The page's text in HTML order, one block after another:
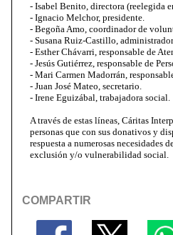
- Isabel Benito, directora (reelegida
- Ignacio Melchor, presidente.
- Begoña Amo, coordinador de
- Susana Ruiz-Castillo,
- Esther Chávarri, responsable de
- Jesús Gutiérrez, responsable de
- Mari Carmen Madorrán,
- Juan José Mateo, secretario.
- Irene Eguizábal, trabajadora social.
A través de estas líneas, Cáritas
personas que con sus donativos y
respuesta a numerosas necesidades
exclusión y/o vulnerabilidad social.
COMPARTIR